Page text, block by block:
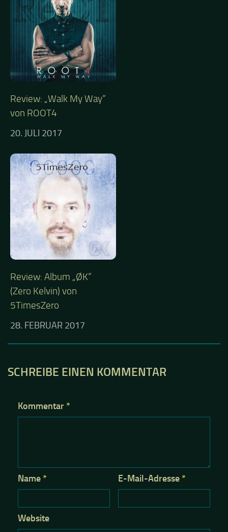
Review: „Walk My Way“
von ROOT4
20. JULI 2017
Review: Album „ØK“
(Zero Kelvin) von
5TimesZero
28. FEBRUAR 2017
SCHREIBE EINEN KOMMENTAR
Kommentar *
Name * E-Mail-Adresse *
Website